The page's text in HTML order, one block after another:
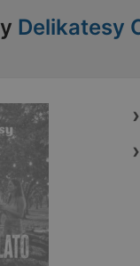
Delikatesy